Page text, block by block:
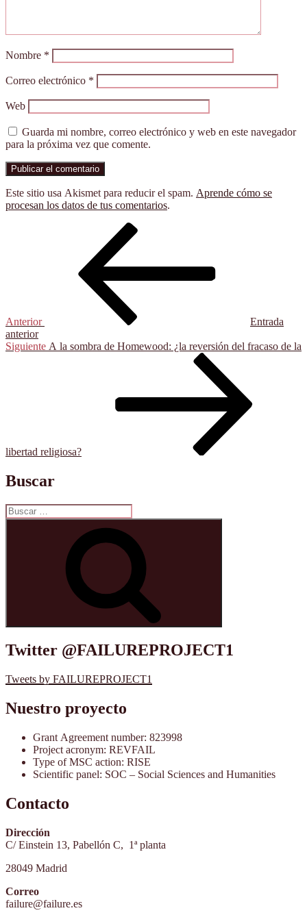
Nombre *
Correo electrónico *
Web
Guarda mi nombre, correo electrónico y web en este navegador
para la próxima vez que comente.
Este sitio usa Akismet para reducir el spam. Aprende cómo se
procesan los datos de tus comentarios.
Anterior
Entrada
anterior
Siguiente
Siguiente A la sombra de Homewood: ¿la reversión del fracaso de la
libertad religiosa?
Buscar
Buscar
por:
Twitter @FAILUREPROJECT1
Tweets by FAILUREPROJECT1
Nuestro proyecto
Grant Agreement number: 823998
Project acronym: REVFAIL
Type of MSC action: RISE
Scientific panel: SOC – Social Sciences and Humanities
Contacto
Dirección
C/ Einstein 13, Pabellón C, 1ª planta
28049 Madrid
Correo
failure@failure.es